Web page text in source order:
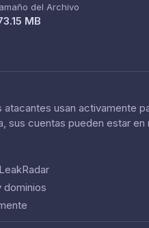
del Archivo
MB
usan activamente
sus cuentas pueden estar en
dominios